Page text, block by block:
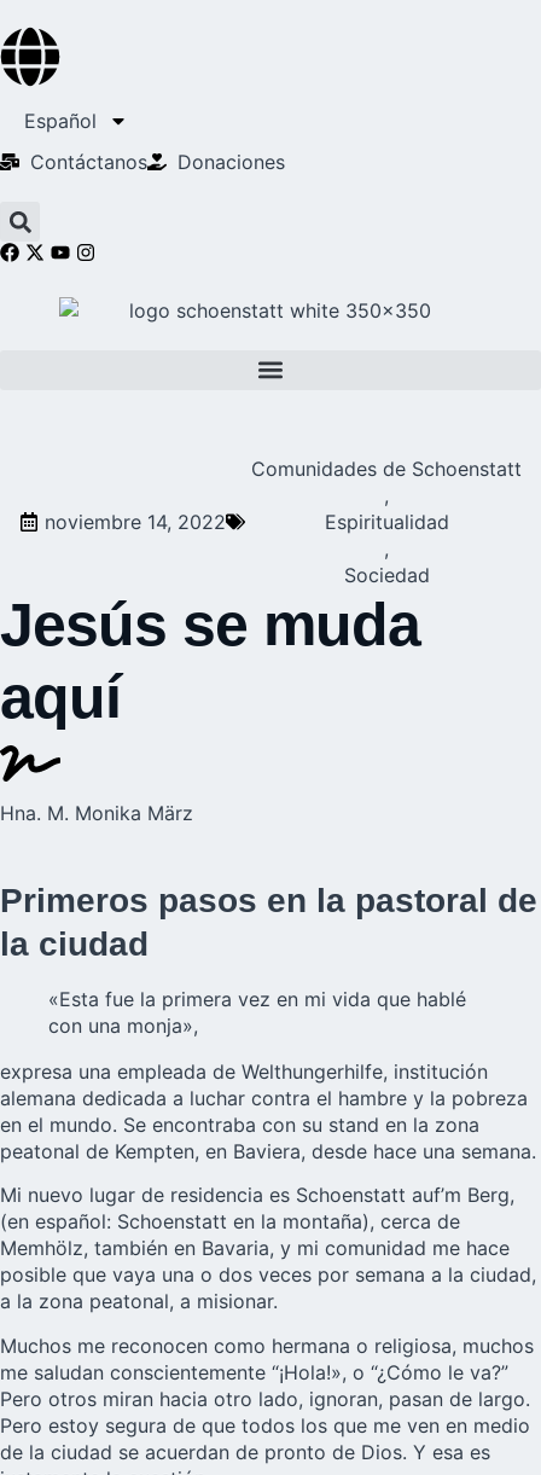
Español
Contáctanos
Donaciones
noviembre 14, 2022
Comunidades de Schoenstatt
,
Espiritualidad
,
Sociedad
Jesús se muda
aquí
Hna. M. Monika März
Primeros pasos en la pastoral de
la ciudad
«Esta fue la primera vez en mi vida que hablé
con una monja»,
expresa una empleada de Welthungerhilfe, institución
alemana dedicada a luchar contra el hambre y la pobreza
en el mundo. Se encontraba con su stand en la zona
peatonal de Kempten, en Baviera, desde hace una semana.
Mi nuevo lugar de residencia es Schoenstatt auf’m Berg,
(en español: Schoenstatt en la montaña), cerca de
Memhölz, también en Bavaria, y mi comunidad me hace
posible que vaya una o dos veces por semana a la ciudad,
a la zona peatonal, a misionar.
Muchos me reconocen como hermana o religiosa, muchos
me saludan conscientemente “¡Hola!», o “¿Cómo le va?”
Pero otros miran hacia otro lado, ignoran, pasan de largo.
Pero estoy segura de que todos los que me ven en medio
de la ciudad se acuerdan de pronto de Dios. Y esa es